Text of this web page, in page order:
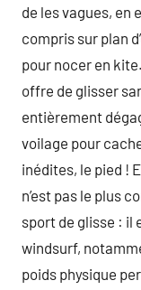
de les vagues, en
compris sur plan
pour nocer en
offre de glisser
entièrement
voilage pour
inédites, le pied !
n’est pas le plus
sport de glisse : il
windsurf,
poids physique